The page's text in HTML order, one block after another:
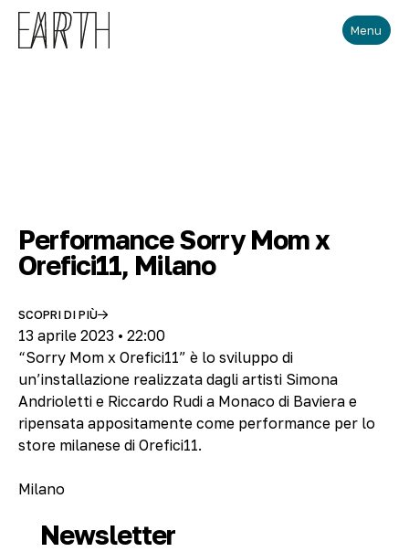
Skip to main content
Menu
Performance Sorry Mom x
Orefici11, Milano
SCOPRI DI PIÙ
13 aprile 2023 • 22:00
“Sorry Mom x Orefici11” è lo sviluppo di
un’installazione realizzata dagli artisti Simona
Andrioletti e Riccardo Rudi a Monaco di Baviera e
ripensata appositamente come performance per lo
store milanese di Orefici11.
Milano
Newsletter